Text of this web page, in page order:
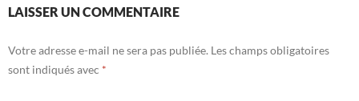
LAISSER UN COMMENTAIRE
Votre adresse e-mail ne sera pas publiée. Les champs obligatoires
sont indiqués avec *